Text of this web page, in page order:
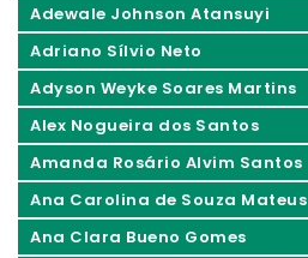
Adewale Johnson Atansuyi
Adriano Sílvio Neto
Adyson Weyke Soares Martins
Alex Nogueira dos Santos
Amanda Rosário Alvim Santos
Ana Carolina de Souza Mateus
Ana Clara Bueno Gomes